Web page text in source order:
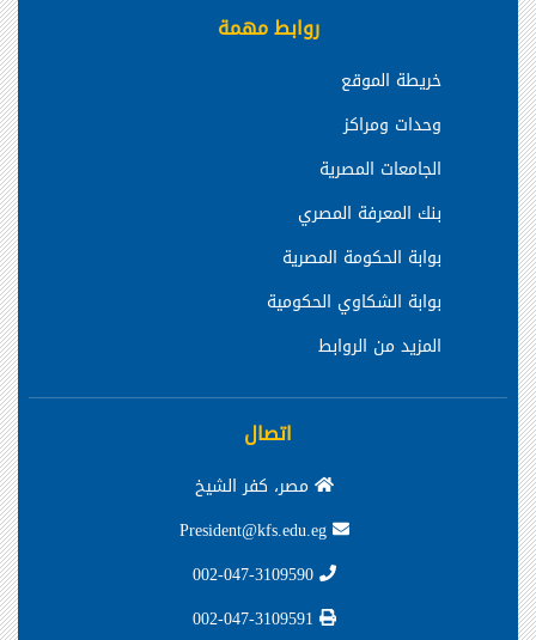
روابط مهمة
خريطة الموقع
وحدات ومراكز
الجامعات المصرية
بنك المعرفة المصري
بوابة الحكومة المصرية
بوابة الشكاوي الحكومية
المزيد من الروابط
اتصال
مصر، كفر الشيخ